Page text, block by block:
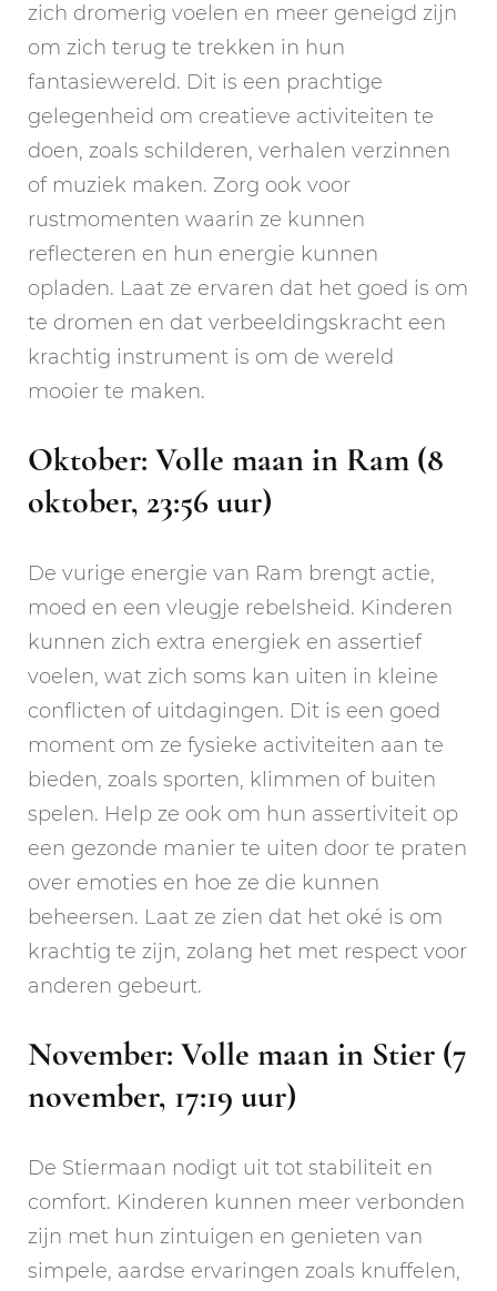
zich dromerig voelen en meer geneigd zijn
om zich terug te trekken in hun
fantasiewereld. Dit is een prachtige
gelegenheid om creatieve activiteiten te
doen, zoals schilderen, verhalen verzinnen
of muziek maken. Zorg ook voor
rustmomenten waarin ze kunnen
reflecteren en hun energie kunnen
opladen. Laat ze ervaren dat het goed is om
te dromen en dat verbeeldingskracht een
krachtig instrument is om de wereld
mooier te maken.
Oktober: Volle maan in Ram (8
oktober, 23:56 uur)
De vurige energie van Ram brengt actie,
moed en een vleugje rebelsheid. Kinderen
kunnen zich extra energiek en assertief
voelen, wat zich soms kan uiten in kleine
conflicten of uitdagingen. Dit is een goed
moment om ze fysieke activiteiten aan te
bieden, zoals sporten, klimmen of buiten
spelen. Help ze ook om hun assertiviteit op
een gezonde manier te uiten door te praten
over emoties en hoe ze die kunnen
beheersen. Laat ze zien dat het oké is om
krachtig te zijn, zolang het met respect voor
anderen gebeurt.
November: Volle maan in Stier (7
november, 17:19 uur)
De Stiermaan nodigt uit tot stabiliteit en
comfort. Kinderen kunnen meer verbonden
zijn met hun zintuigen en genieten van
simpele, aardse ervaringen zoals knuffelen,